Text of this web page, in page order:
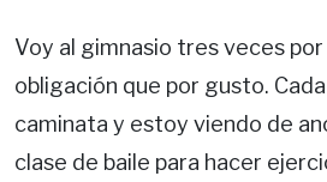
Voy al gimnasio tres veces por
obligación que por gusto.
caminata y estoy viendo de
clase de baile para hacer